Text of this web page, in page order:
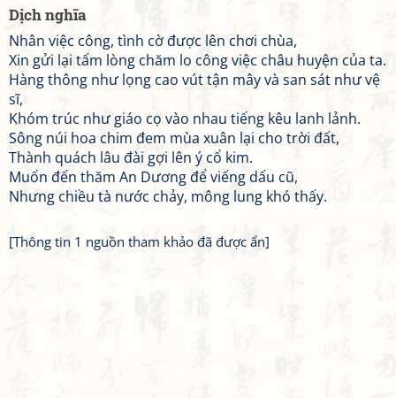
Dịch nghĩa
Nhân việc công, tình cờ được lên chơi chùa,
Xin gửi lại tấm lòng chăm lo công việc châu huyện của ta.
Hàng thông như lọng cao vút tận mây và san sát như vệ
sĩ,
Khóm trúc như giáo cọ vào nhau tiếng kêu lanh lảnh.
Sông núi hoa chim đem mùa xuân lại cho trời đất,
Thành quách lâu đài gợi lên ý cổ kim.
Muốn đến thăm An Dương để viếng dấu cũ,
Nhưng chiều tà nước chảy, mông lung khó thấy.
[Thông tin 1 nguồn tham khảo đã được ẩn]